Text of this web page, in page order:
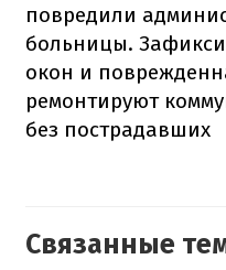
повредили
больницы.
окон и
ремонтируют
без пострадавших
Связанные